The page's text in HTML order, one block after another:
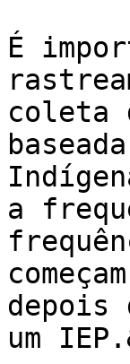
É
coleta
a
depois
um